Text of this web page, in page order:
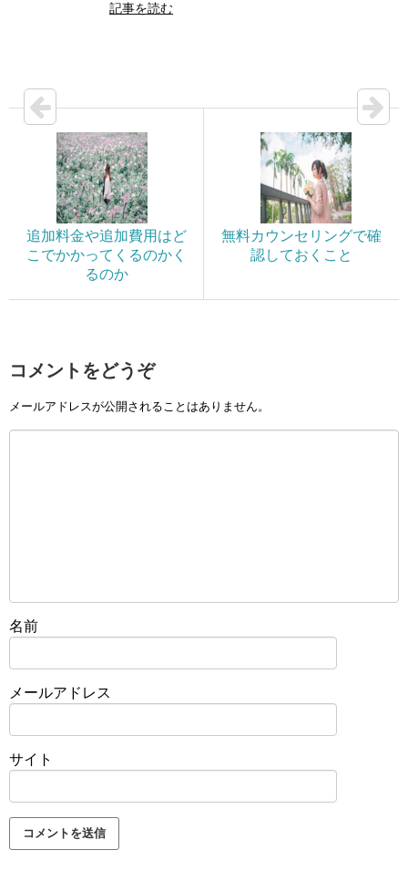
記事を読む
追加料金や追加費用はど
こでかかってくるのかく
るのか
無料カウンセリングで確
認しておくこと
コメントをどうぞ
メールアドレスが公開されることはありません。
名前
メールアドレス
サイト